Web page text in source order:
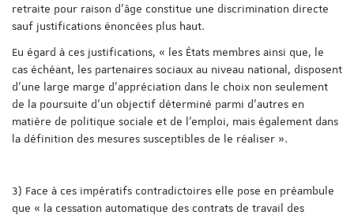
retraite pour raison d'âge constitue une discrimination directe
sauf justifications énoncées plus haut.
Eu égard à ces justifications, « les États membres ainsi que, le
cas échéant, les partenaires sociaux au niveau national, disposent
d’une large marge d’appréciation dans le choix non seulement
de la poursuite d’un objectif déterminé parmi d’autres en
matière de politique sociale et de l’emploi, mais également dans
la définition des mesures susceptibles de le réaliser ».
3) Face à ces impératifs contradictoires elle pose en préambule
que « la cessation automatique des contrats de travail des